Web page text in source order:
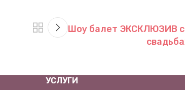
Шоу балет ЭКСКЛЮЗИВ
УСЛУГИ